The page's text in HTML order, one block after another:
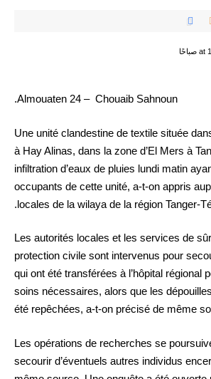
Almouaten 24 – Chouaib Sahnoun.
Une unité clandestine de textile située
à Hay Alinas, dans la zone d’El Mers à
infiltration d’eaux de pluies lundi matin
occupants de cette unité, a-t-on appris
locales de la wilaya de la région Tanger-
Les autorités locales et les services de
protection civile sont intervenus pour
qui ont été transférées à l’hôpital régional
soins nécessaires, alors que les
été repêchées, a-t-on précisé de même
Les opérations de recherches se
secourir d’éventuels autres individus